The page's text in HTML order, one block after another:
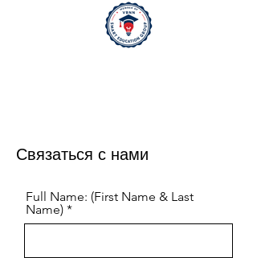
Связаться с нами
Full Name: (First Name & Last
Name)